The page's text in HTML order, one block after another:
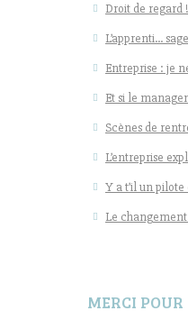
Droit de regard !
L’apprenti… sage
Entreprise : je
Et si le
Scènes de
L’entreprise
Y a t’il un
Le
MERCI